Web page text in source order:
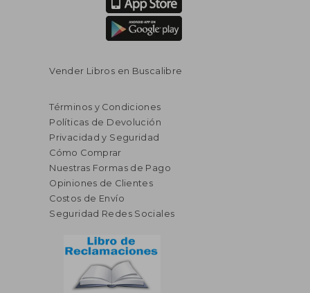
Vender Libros en Buscalibre
Términos y Condiciones
Políticas de Devolución
Privacidad y Seguridad
Cómo Comprar
Nuestras Formas de Pago
Opiniones de Clientes
Costos de Envío
Seguridad Redes Sociales